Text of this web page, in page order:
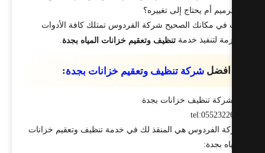
أم يحتاج إلى تغييره؟
في مكانك الصحيح شركة الفردوس تمتلك كافة الأدوات
لتنفيذ خدمةتنظيف وتعقيم خزانات المياه بجدة.
شركة تنظيف وتعقيم خزانات بجدة:
الفردوس هي المنقذ لك في خدمة تنظيف وتعقيم خزانات